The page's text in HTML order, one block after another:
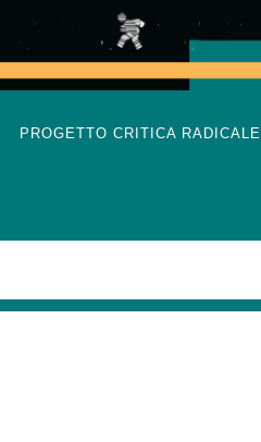
PROGETTO CRITICA RADICALE